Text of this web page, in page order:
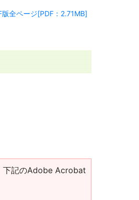
版全ページ[PDF：2.71MB]
下記のAdobe Acrobat